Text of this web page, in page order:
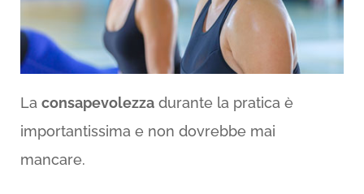
La consapevolezzadurante la pratica è
importantissima e non dovrebbe mai
mancare.